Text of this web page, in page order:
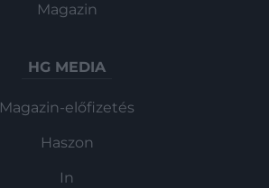
Magazin
HG MEDIA
Magazin-előfizetés
Haszon
In